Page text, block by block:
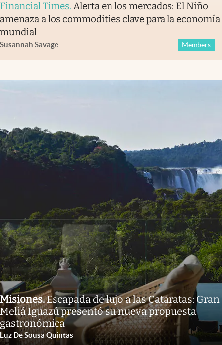
Financial Times. Alerta en los mercados: El Niño
amenaza a los commodities clave para la economía
mundial
Susannah Savage Members
Misiones.Escapada de lujo a las Cataratas: Gran
Meliá Iguazú presentó su nueva propuesta
gastronómica
Luz De Sousa Quintas